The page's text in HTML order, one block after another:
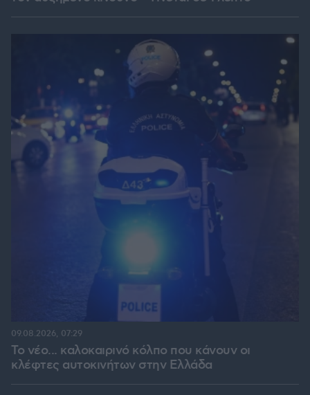
Το νέο... καλοκαιρινό κόλπο που κάνουν οι
κλέφτες αυτοκινήτων στην Ελλάδα
09.08.2026, 07:29